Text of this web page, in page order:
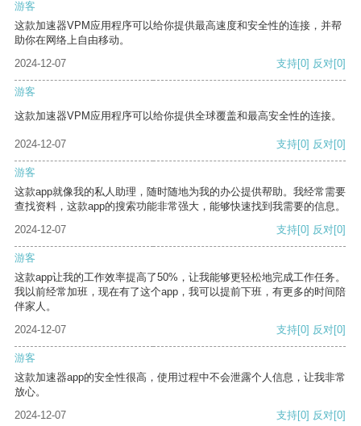
游客
这款加速器VPM应用程序可以给你提供最高速度和安全性的连接，并帮
助你在网络上自由移动。
2024-12-07
支持[0] 反对[0]
游客
这款加速器VPM应用程序可以给你提供全球覆盖和最高安全性的连接。
2024-12-07 支持[0] 反对[0]
游客
这款app就像我的私人助理，随时随地为我的办公提供帮助。我经常需要
查找资料，这款app的搜索功能非常强大，能够快速找到我需要的信息。
2024-12-07
支持[0] 反对[0]
游客
这款app让我的工作效率提高了50%，让我能够更轻松地完成工作任务。
我以前经常加班，现在有了这个app，我可以提前下班，有更多的时间陪
伴家人。
2024-12-07
支持[0] 反对[0]
游客
这款加速器app的安全性很高，使用过程中不会泄露个人信息，让我非常
放心。
2024-12-07
支持[0] 反对[0]